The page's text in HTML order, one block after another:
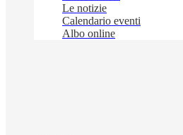
Le notizie
Calendario eventi
Albo online